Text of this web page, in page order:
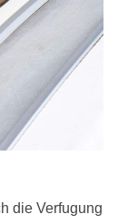
die Verfugung